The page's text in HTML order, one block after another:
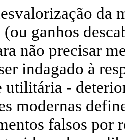
da
ganhos
não precisar
indagado à
utilitária -
modernas
falsos por